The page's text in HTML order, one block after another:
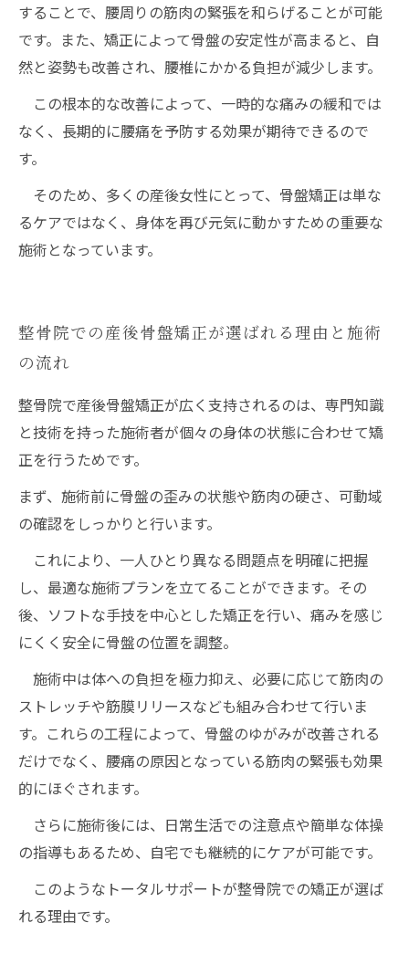
することで、腰周りの筋肉の緊張を和らげることが可能
です。また、矯正によって骨盤の安定性が高まると、自
然と姿勢も改善され、腰椎にかかる負担が減少します。
この根本的な改善によって、一時的な痛みの緩和では
なく、長期的に腰痛を予防する効果が期待できるので
す。
そのため、多くの産後女性にとって、骨盤矯正は単な
るケアではなく、身体を再び元気に動かすための重要な
施術となっています。
整骨院での産後骨盤矯正が選ばれる理由と施術
の流れ
整骨院で産後骨盤矯正が広く支持されるのは、専門知識
と技術を持った施術者が個々の身体の状態に合わせて矯
正を行うためです。
まず、施術前に骨盤の歪みの状態や筋肉の硬さ、可動域
の確認をしっかりと行います。
これにより、一人ひとり異なる問題点を明確に把握
し、最適な施術プランを立てることができます。その
後、ソフトな手技を中心とした矯正を行い、痛みを感じ
にくく安全に骨盤の位置を調整。
施術中は体への負担を極力抑え、必要に応じて筋肉の
ストレッチや筋膜リリースなども組み合わせて行いま
す。これらの工程によって、骨盤のゆがみが改善される
だけでなく、腰痛の原因となっている筋肉の緊張も効果
的にほぐされます。
さらに施術後には、日常生活での注意点や簡単な体操
の指導もあるため、自宅でも継続的にケアが可能です。
このようなトータルサポートが整骨院での矯正が選ば
れる理由です。